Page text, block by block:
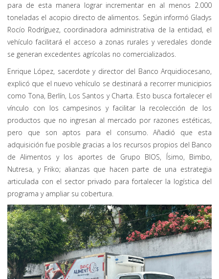
para de esta manera lograr incrementar en al menos 2.000
toneladas el acopio directo de alimentos. Según informó Gladys
Rocío Rodríguez, coordinadora administrativa de la entidad, el
vehículo facilitará el acceso a zonas rurales y veredales donde
se generan excedentes agrícolas no comercializados.
Enrique López, sacerdote y director del Banco Arquidiocesano,
explicó que el nuevo vehículo se destinará a recorrer municipios
como Tona, Berlín, Los Santos y Charta. Esto busca fortalecer el
vínculo con los campesinos y facilitar la recolección de los
productos que no ingresan al mercado por razones estéticas,
pero que son aptos para el consumo. Añadió que esta
adquisición fue posible gracias a los recursos propios del Banco
de Alimentos y los aportes de Grupo BIOS, Ísimo, Bimbo,
Nutresa, y Friko; alianzas que hacen parte de una estrategia
articulada con el sector privado para fortalecer la logística del
programa y ampliar su cobertura.